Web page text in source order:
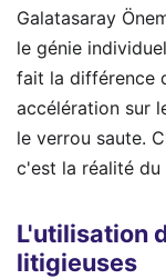
Galatasaray
le génie
fait la différence
accélération sur
le verrou saute.
c'est la réalité du
L'utilisation
litigieuses